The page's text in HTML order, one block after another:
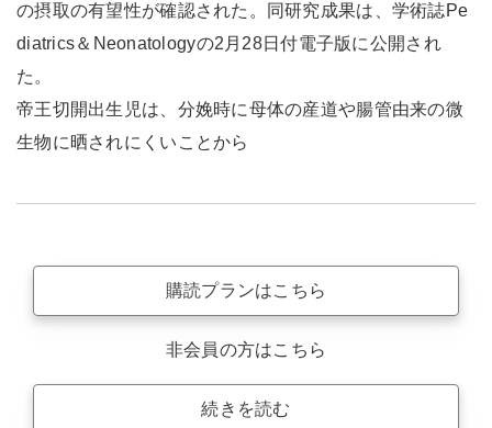
の摂取の有望性が確認された。同研究成果は、学術誌Pe
diatrics＆Neonatologyの2月28日付電子版に公開され
た。
帝王切開出生児は、分娩時に母体の産道や腸管由来の微
生物に晒されにくいことから
購読プランはこちら
非会員の方はこちら
続きを読む